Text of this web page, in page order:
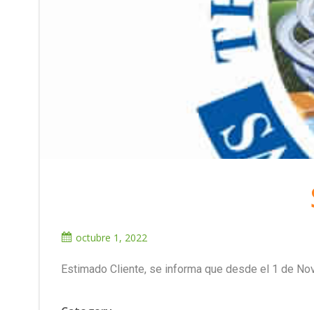
octubre 1, 2022
Estimado Cliente, se informa que desde el 1 de